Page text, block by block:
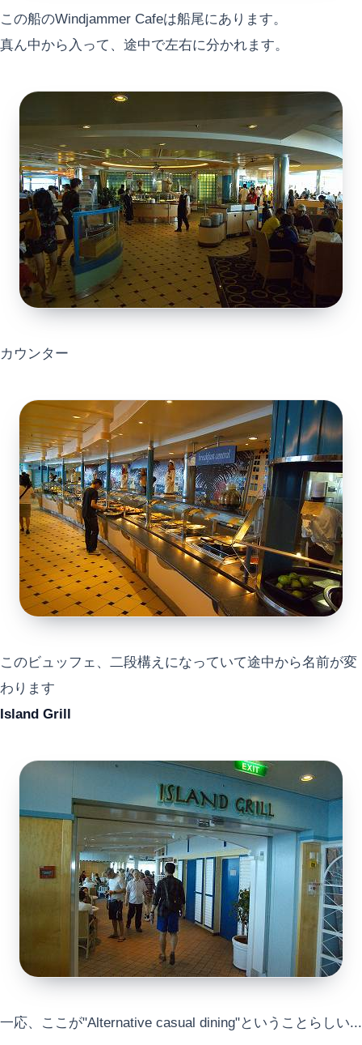
この船のWindjammer Cafeは船尾にあります。
真ん中から入って、途中で左右に分かれます。
カウンター
このビュッフェ、二段構えになっていて途中から名前が変
わります
Island Grill
一応、ここが"Alternative casual dining"ということらしい...